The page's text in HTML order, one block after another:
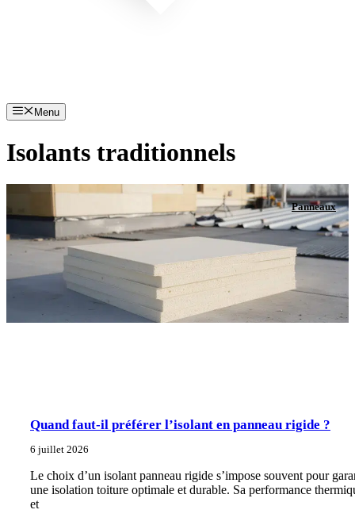
Menu
Isolants traditionnels
Panneaux
Quand faut-il préférer l’isolant en panneau rigide ?
6 juillet 2026
Le choix d’un isolant panneau rigide s’impose souvent pour
une isolation toiture optimale et durable. Sa performance
et